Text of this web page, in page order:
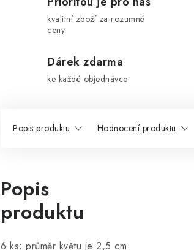
kvalitní zboží za rozumné
ceny
Dárek zdarma
ke každé objednávce
Popis produktu Hodnocení produktu
Popis
produktu
6 ks; průměr květu je 2,5 cm